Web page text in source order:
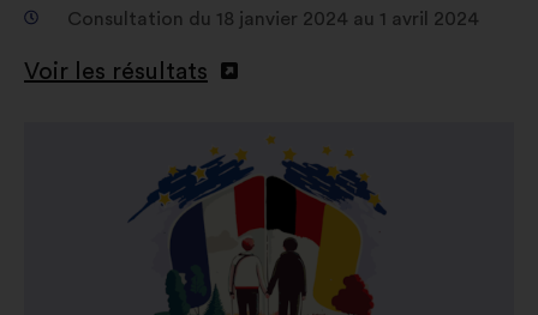
Consultation du 18 janvier 2024 au 1 avril 2024
Voir les résultats